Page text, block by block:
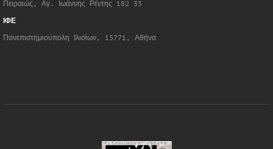
Πειραιώς, Αγ. Ιωάννης Ρέντης 182 33
ΙΦΕ
Πανεπιστημιούπολη Ιλισίων, 15771, Αθήνα